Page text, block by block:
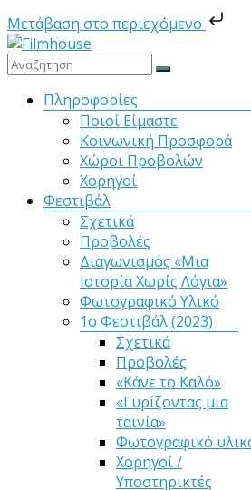
Μετάβαση στο περιεχόμενο
Μετάβαση
στο
Filmhouse
Κινηματογραφική
Καλαμάτας
ΜενούΠληροφορίες
Ποιοί Είμαστε
Κοινωνική Προσφορά
Χώροι Προβολών
Χορηγοί
Φεστιβάλ
Σχετικά
Προβολές
Διαγωνισμός «Μια
Ιστορία Χωρίς Λόγια»
Φωτογραφικό Υλικό
1ο Φεστιβάλ (2023)
Σχετικά
Προβολές
«Κάνε το Καλό»
«Γυρίζοντας μια
ταινία»
Φωτογραφικό
Χορηγοί /
Υποστηρικτές